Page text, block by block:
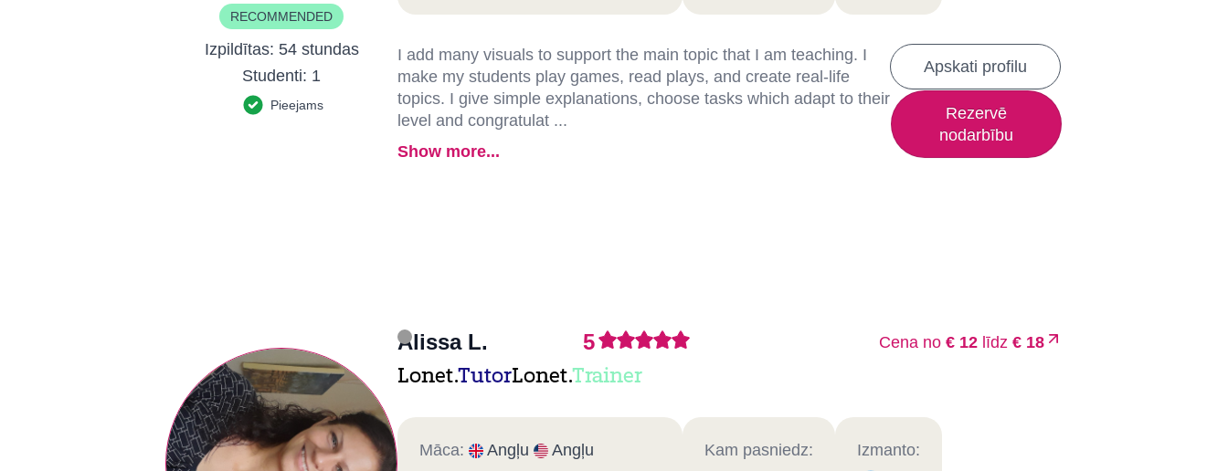
RECOMMENDED
Izpildītas: 54 stundas
Studenti: 1
Pieejams
I add many visuals to support the main topic that I am teaching. I
make my students play games, read plays, and create real-life
topics. I give simple explanations, choose tasks which adapt to their
level and congratulat ...
Show more...
Apskati profilu
Rezervē
nodarbību
Alissa L. 5 Cena no € 12 līdz € 18
Lonet.TutorLonet.Trainer
Māca: Angļu Angļu
Kam pasniedz:
Izmanto: